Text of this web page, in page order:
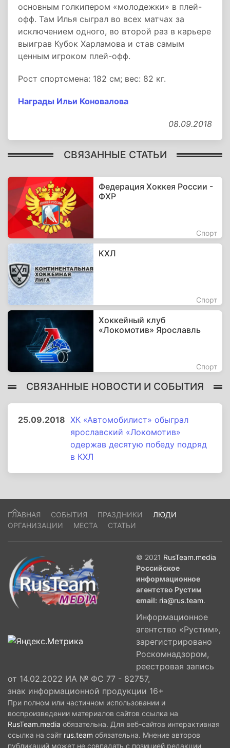
основным голкипером «молодежки» в плей-
офф. Там Илья сыграл во всех матчах за
исключением одного, во второй раз в карьере
выиграв Кубок Харламова и став самым
ценным игроком плей-офф.
Рост спортсмена: 182 см; вес: 82 кг.
Награды Ильи Коновалова
08.09.2018
СВЯЗАННЫЕ СТАТЬИ
Федерация Хоккея России -
ФХР
Спорт
КХЛ
Спорт
Хоккейный клуб
«Локомотив» Ярославль
Спорт
СВЯЗАННЫЕ НОВОСТИ И СОБЫТИЯ
25.09.2018 ХК «Автомобилист» обыграл
ярославский «Локомотив»
одержав десятую победу подряд
в КХЛ
ГЛАВНАЯ СОБЫТИЯ ПРАЗДНИКИ
ЛЮДИ
ОРГАНИЗАЦИИ
МЕСТА СТАТЬИ
© 2021 RusTeam.media
Российское
информационное
агентство Рустим
email: ria@rus.team.
Информационное
агентство «Рустим»,
зарегистрировано
Роскомнадзором,
реестровая запись
от 14.02.2022 ИА № ФС 77 - 82757,
знак информационной продукции 16+
При полном или частичном использовании и
воспроизведении материалов сайтов ссылка на
RusTeam.media обязательна. Для веб-сайтов интерактивная
ссылка на сайт rus.team обязательна. Мнение авторов
публикаций может не совпадать с позицией редакции